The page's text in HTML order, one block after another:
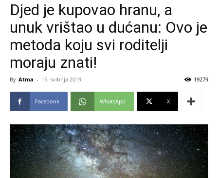
Djed je kupovao hranu, a
unuk vrištao u dućanu: Ovo je
metoda koju svi roditelji
moraju znati!
By Atma - 15. svibnja 2019. 19279
Facebook WhatsApp X